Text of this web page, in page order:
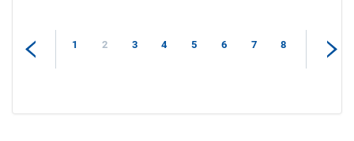
1 2 3 4 5 6 7 8